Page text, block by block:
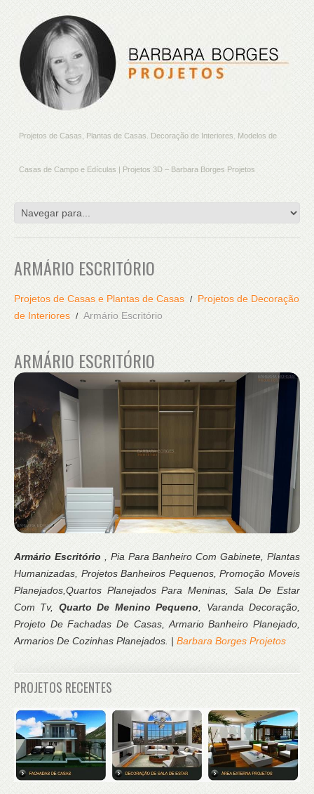
Projetos de Casas, Plantas de Casas. Decoração de Interiores. Modelos de
Casas de Campo e Edículas | Projetos 3D – Barbara Borges Projetos
ARMÁRIO ESCRITÓRIO
Projetos de Casas e Plantas de Casas
Projetos de Decoração
de Interiores
Armário Escritório
ARMÁRIO ESCRITÓRIO
Armário Escritório , Pia Para Banheiro Com Gabinete, Plantas
Humanizadas, Projetos Banheiros Pequenos, Promoção Moveis
Planejados,Quartos Planejados Para Meninas, Sala De Estar
Com Tv, Quarto De Menino Pequeno, Varanda Decoração,
Projeto De Fachadas De Casas, Armario Banheiro Planejado,
Armarios De Cozinhas Planejados. | Barbara Borges Projetos
PROJETOS RECENTES